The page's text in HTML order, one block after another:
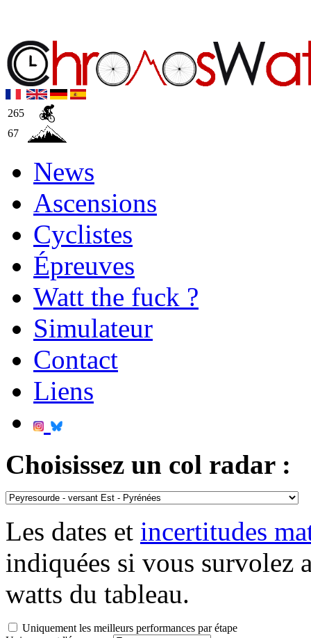
265
67
News
Ascensions
Cyclistes
Épreuves
Watt the fuck ?
Simulateur
Contact
Liens
Choisissez un col radar :
Les dates et incertitudes
indiquées si vous survolez
watts du tableau.
Uniquement les meilleurs performances par étape